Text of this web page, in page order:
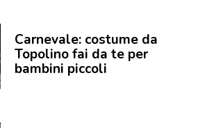
Carnevale: costume da
Topolino fai da te per
bambini piccoli